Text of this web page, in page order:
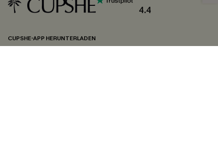
4.4
CUPSHE-APP HERUNTERLADEN